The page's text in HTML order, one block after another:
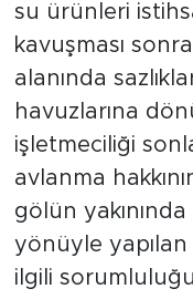
su ürünleri
kavuşması
alanında
havuzlarına
işletmeciliği
avlanma
gölün
yönüyle yapılan
ilgili